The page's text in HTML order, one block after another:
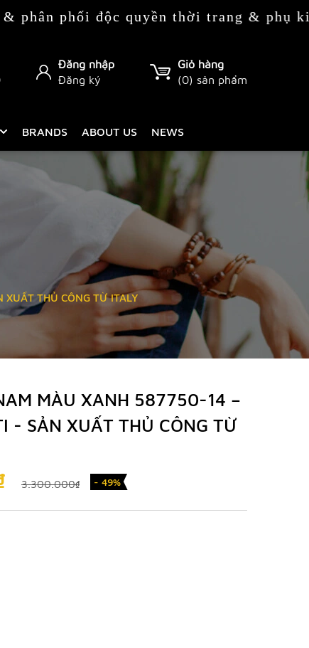
độc quyền thời trang & phụ kiện Italy
Đăng nhập
Đăng ký
Giỏ hàng
(0) sản phẩm
BRANDS ABOUT US NEWS
THỦ CÔNG TỪ ITALY
MÀU XANH 587750-14 –
- SẢN XUẤT THỦ CÔNG TỪ
3.300.000₫ - 49%